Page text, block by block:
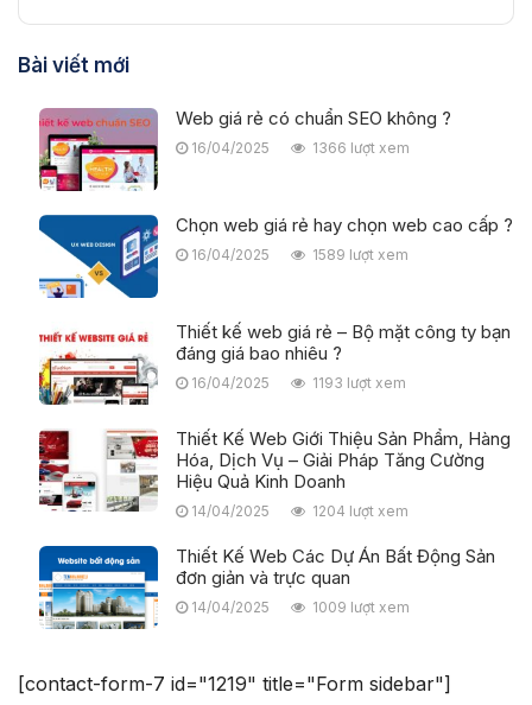
Bài viết mới
Web giá rẻ có chuẩn SEO không ?
16/04/2025 1366 lượt xem
Chọn web giá rẻ hay chọn web cao cấp ?
16/04/2025 1589 lượt xem
Thiết kế web giá rẻ – Bộ mặt công ty bạn
đáng giá bao nhiêu ?
16/04/2025 1193 lượt xem
Thiết Kế Web Giới Thiệu Sản Phẩm, Hàng
Hóa, Dịch Vụ – Giải Pháp Tăng Cường
Hiệu Quả Kinh Doanh
14/04/2025 1204 lượt xem
Thiết Kế Web Các Dự Án Bất Động Sản
đơn giản và trực quan
14/04/2025 1009 lượt xem
[contact-form-7 id="1219" title="Form sidebar"]